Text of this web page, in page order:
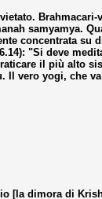
samyamya.
concentrata
"Si deve
il più alto
vero yogi, che
dimora di